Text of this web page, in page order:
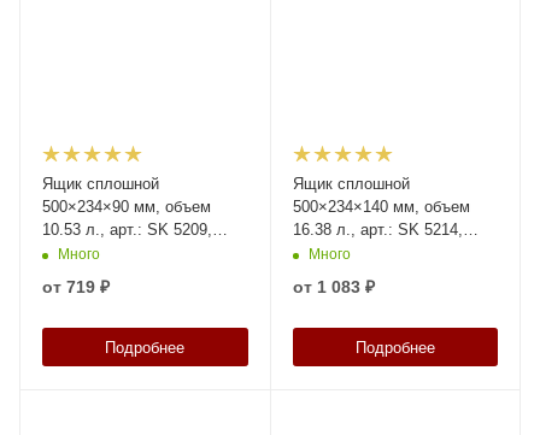
Ящик сплошной
500×234×90 мм, объем
10.53 л., арт.: SK 5209,
синий, код: 12380
Много
от 719 ₽
Подробнее
Ящик сплошной
500×234×140 мм, объем
16.38 л., арт.: SK 5214,
синий, код: 12379
Много
от 1 083 ₽
Подробнее